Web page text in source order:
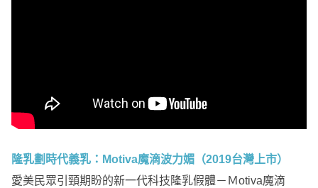
隆乳劃時代義乳：Motiva魔滴波力媚（2019台灣上市）
愛美民眾引頸期盼的新一代科技隆乳假體－Ｍotiva魔滴